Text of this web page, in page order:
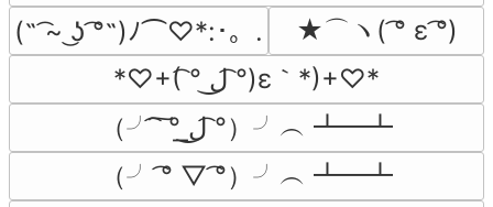
(˵ ͡~ ͜ʖ ͡°˵)ﾉ⌒♡*:･。.
★⌒ヽ( ͡° ε ͡°)
*♡+( ͡° ل͜ ͡°)ε｀*)+♡*
（╯ ͡ ͠° ͟ل͜ ͡°）╯︵ ┻━┻
（╯ ͡° ▽ ͡°）╯︵ ┻━┻